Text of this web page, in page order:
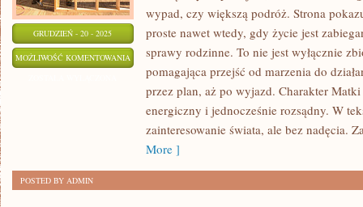
GRUDZIEŃ - 20 - 2025
MOŻLIWOŚĆ KOMENTOWANIA HOBBY
ROZRYWKA
TORONTO
wypad, czy większą podróż. Strona
proste nawet wtedy, gdy życie jest
sprawy rodzinne. To nie jest wyłącznie
pomagająca przejść od marzenia do
przez plan, aż po wyjazd. Charakter
energiczny i jednocześnie rozsądny. W
zainteresowanie świata, ale bez nadęcia.
More ]
POSTED BY ADMIN